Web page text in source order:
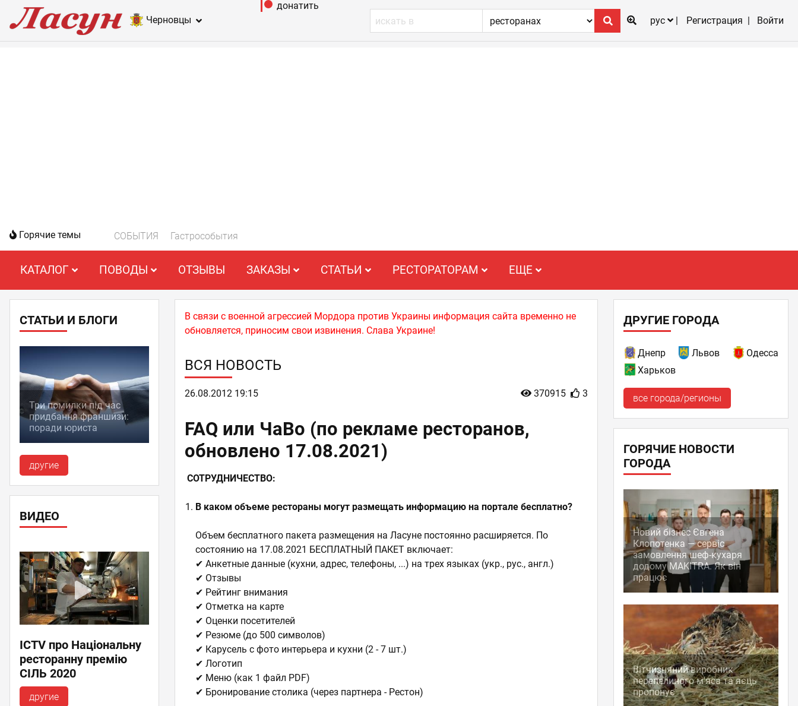
Черновцы
донатить
рус
Регистрация Войти
Горячие темы СОБЫТИЯ Гастрособытия
КАТАЛОГ ПОВОДЫ ОТЗЫВЫ ЗАКАЗЫ СТАТЬИ РЕСТОРАТОРАМ ЕЩЕ
СТАТЬИ И БЛОГИ
Три помилки під час
придбання франшизи:
поради юриста
другие
ВИДЕО
ICTV про Національну
ресторанну премію
СІЛЬ 2020
другие
В связи с военной агрессией Мордора против Украины информация сайта временно не
обновляется, приносим свои извинения. Слава Украине!
ВСЯ НОВОСТЬ
370915 3
26.08.2012 19:15
FAQ или ЧаВо (по рекламе ресторанов,
обновлено 17.08.2021)
СОТРУДНИЧЕСТВО:
В каком объеме рестораны могут размещать информацию на портале бесплатно?
Объем бесплатного пакета размещения на Ласуне постоянно расширяется. По
состоянию на 17.08.2021 БЕСПЛАТНЫЙ ПАКЕТ включает:
✔ Анкетные данные (кухни, адрес, телефоны, ...) на трех языках (укр., рус., англ.)
✔ Отзывы
✔ Рейтинг внимания
✔ Отметка на карте
✔ Оценки посетителей
✔ Резюме (до 500 символов)
✔ Карусель с фото интерьера и кухни (2 - 7 шт.)
✔ Логотип
✔ Меню (как 1 файл PDF)
✔ Бронирование столика (через партнера - Рестон)
ДРУГИЕ ГОРОДА
Днепр Львов
Одесса
Харьков
все города/регионы
ГОРЯЧИЕ НОВОСТИ
ГОРОДА
Новий бізнес Євгена
Клопотенка — сервіс
замовлення шеф-кухаря
додому MAKITRA. Як він
працює
Вітчизняний виробник
перепелиного м'яса та яєць
пропонує